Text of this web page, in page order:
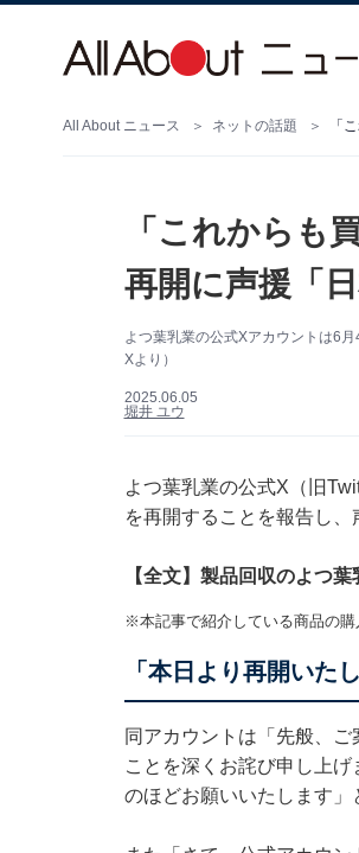
All About ニュース ネットの話題 「
「これからも
再開に声援「
よつ葉乳業の公式Xアカウントは6
Xより）
2025.06.05
堀井 ユウ
よつ葉乳業の公式X（旧
を再開することを報告し、
【全文】製品回収のよつ
※本記事で紹介している商品の購
「本日より再開いた
同アカウントは「先般、
ことを深くお詫び申し上
のほどお願いいたします」